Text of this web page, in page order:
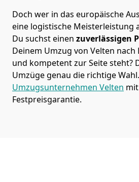
Doch wer in das europäische
eine logistische Meisterleistung
Du suchst einen zuverlässigen
Deinem Umzug von Velten
und kompetent zur Seite steht?
Umzügegenau die richtige
Umzugsunternehmen Velten
Festpreisgarantie.